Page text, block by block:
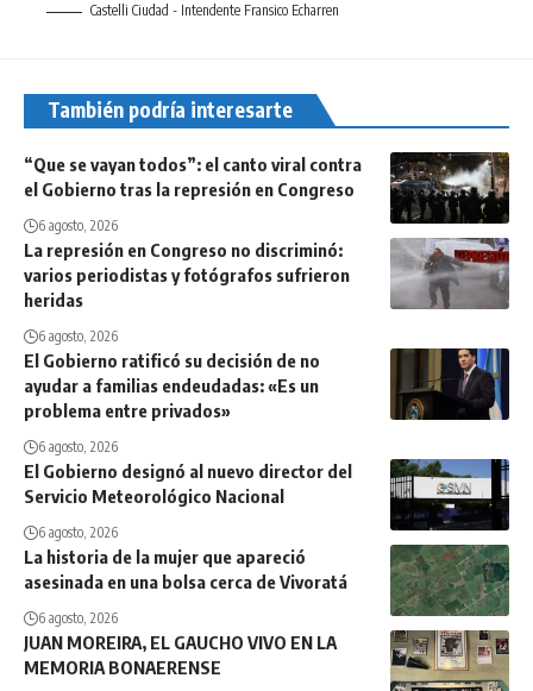
Castelli Ciudad - Intendente Fransico Echarren
También podría interesarte
“Que se vayan todos”: el canto viral contra
el Gobierno tras la represión en Congreso
6 agosto, 2026
La represión en Congreso no discriminó:
varios periodistas y fotógrafos sufrieron
heridas
6 agosto, 2026
El Gobierno ratificó su decisión de no
ayudar a familias endeudadas: «Es un
problema entre privados»
6 agosto, 2026
El Gobierno designó al nuevo director del
Servicio Meteorológico Nacional
6 agosto, 2026
La historia de la mujer que apareció
asesinada en una bolsa cerca de Vivoratá
6 agosto, 2026
JUAN MOREIRA, EL GAUCHO VIVO EN LA
MEMORIA BONAERENSE